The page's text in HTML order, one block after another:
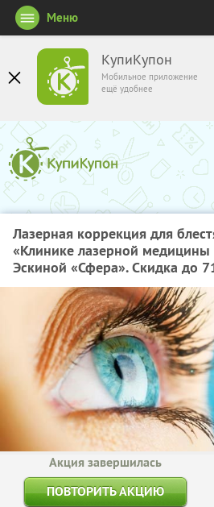
КупиКупон
Мобильное приложение
ещё удобнее
Меню
Лазерная коррекция для
«Клинике лазерной
Эскиной «Сфера». Скидка до
Акция завершилась
ПОВТОРИТЬ АКЦИЮ